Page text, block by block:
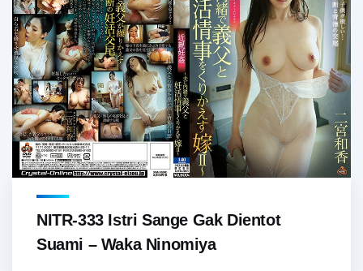
NITR-333 Istri Sange Gak Dientot
Suami – Waka Ninomiya